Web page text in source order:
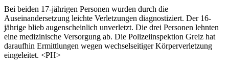
Bei beiden 17-jährigen Personen wurden durch die
Auseinandersetzung leichte Verletzungen diagnostiziert. Der 16-
jährige blieb augenscheinlich unverletzt. Die drei Personen lehnten
eine medizinische Versorgung ab. Die Polizeiinspektion Greiz hat
daraufhin Ermittlungen wegen wechselseitiger Körperverletzung
eingeleitet. <PH>